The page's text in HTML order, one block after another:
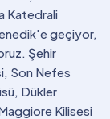
Katedrali
geçiyor,
Şehir
Son Nefes
Dükler
Kilisesi